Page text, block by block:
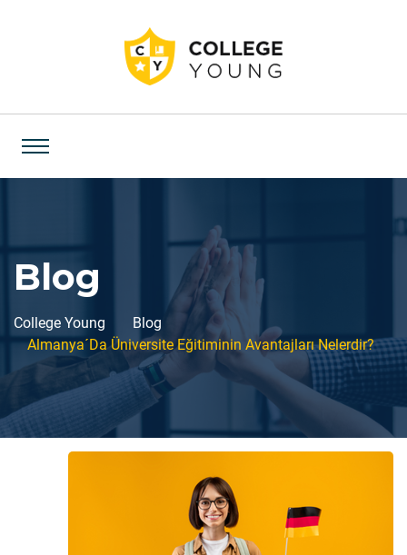
Blog
College Young
Blog
Almanya´Da Üniversite Eğitiminin Avantajları Nelerdir?